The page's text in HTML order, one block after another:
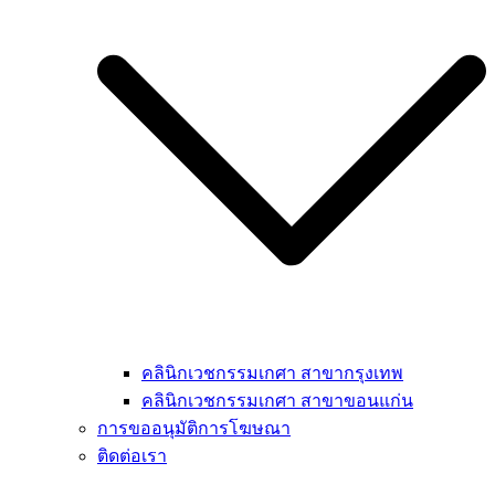
คลินิกเวชกรรมเกศา สาขากรุงเทพ
คลินิกเวชกรรมเกศา สาขาขอนแก่น
การขออนุมัติการโฆษณา
ติดต่อเรา